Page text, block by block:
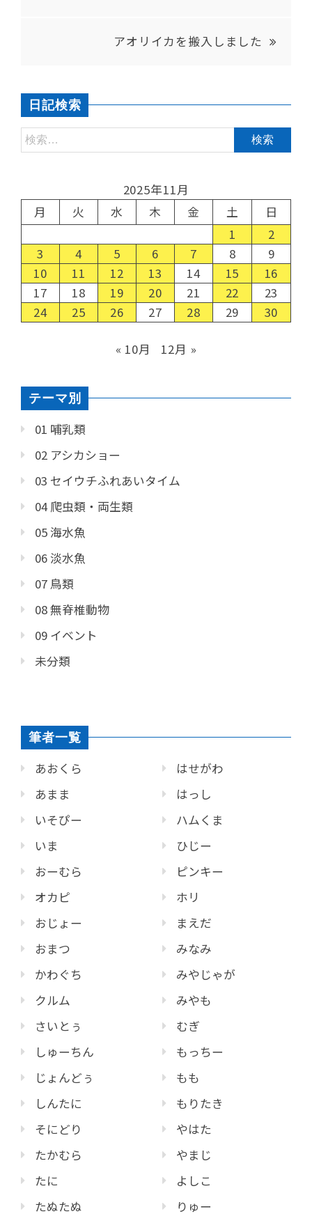
アオリイカを搬入しました
日記検索
2025年11月
月
火 水 木 金 土
日
1
2
3
4 5 6 7 8
9
10
11 12 13 14 15
16
17
18 19 20 21 22
23
24
25 26 27 28 29 30
« 10月 12月 »
テーマ別
01 哺乳類
02 アシカショー
03 セイウチふれあいタイム
04 爬虫類・両生類
05 海水魚
06 淡水魚
07 鳥類
08 無脊椎動物
09 イベント
未分類
筆者一覧
あおくら
あまま
いそぴー
いま
おーむら
オカピ
おじょー
おまつ
かわぐち
クルム
さいとぅ
しゅーちん
じょんどぅ
しんたに
そにどり
たかむら
たに
たぬたぬ
はせがわ
はっし
ハムくま
ひじー
ピンキー
ホリ
まえだ
みなみ
みやじゃが
みやも
むぎ
もっちー
もも
もりたき
やはた
やまじ
よしこ
りゅー